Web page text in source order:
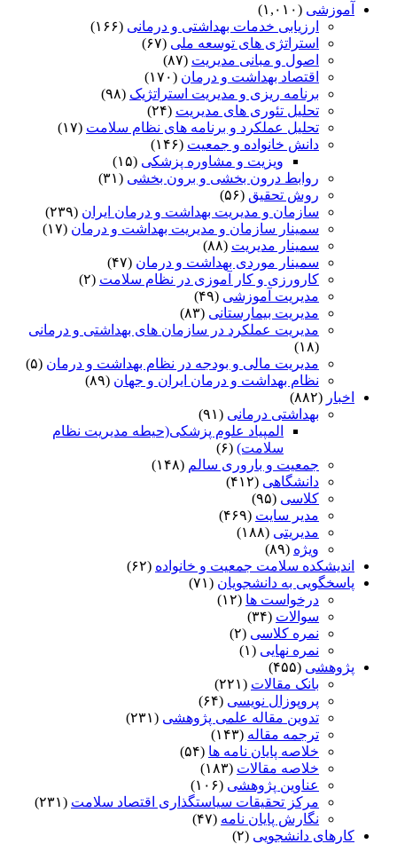
آموزشی (۱,۰۱۰)
ارزیابی خدمات بهداشتی و درمانی (۱۶۶)
استراتژی های توسعه ملی (۶۷)
اصول و مبانی مدیریت (۸۷)
اقتصاد بهداشت و درمان (۱۷۰)
برنامه ریزی و مدیریت استراتژیک (۹۸)
تحلیل تئوری های مدیریت (۲۴)
تحلیل عملکرد و برنامه های نظام سلامت (۱۷)
دانش خانواده و جمعیت (۱۴۶)
ویزیت و مشاوره پزشکی (۱۵)
روابط درون بخشی و برون بخشی (۳۱)
روش تحقیق (۵۶)
سازمان و مدیریت بهداشت و درمان ایران (۲۳۹)
سمینار سازمان و مدیریت بهداشت و درمان (۱۷)
سمینار مدیریت (۸۸)
سمینار موردی بهداشت و درمان (۴۷)
کارورزی و کار آموزی در نظام سلامت (۲)
مدیریت آموزشی (۴۹)
مدیریت بیمارستانی (۸۳)
مدیریت عملکرد در سازمان های بهداشتی و درمانی
(۱۸)
مدیریت مالی و بودجه در نظام بهداشت و درمان (۵)
نظام بهداشت و درمان ایران و جهان (۸۹)
اخبار (۸۸۲)
بهداشتی درمانی (۹۱)
المپیاد علوم پزشکی(حیطه مدیریت نظام
سلامت) (۶)
جمعیت و باروری سالم (۱۴۸)
دانشگاهی (۴۱۲)
کلاسی (۹۵)
مدیر سایت (۴۶۹)
مدیریتی (۱۸۸)
ویژه (۸۹)
اندیشکده سلامت جمعیت و خانواده (۶۲)
پاسخگویی به دانشجویان (۷۱)
درخواست ها (۱۲)
سوالات (۳۴)
نمره کلاسی (۲)
نمره نهایی (۱)
پژوهشی (۴۵۵)
بانک مقالات (۲۲۱)
پروپوزال نویسی (۶۴)
تدوین مقاله علمی پژوهشی (۲۳۱)
ترجمه مقاله (۱۴۳)
خلاصه پایان نامه ها (۵۴)
خلاصه مقالات (۱۸۳)
عناوین پژوهشی (۱۰۶)
مرکز تحقیقات سیاستگذاری اقتصاد سلامت (۲۳۱)
نگارش پایان نامه (۴۷)
کارهای دانشجویی (۲)